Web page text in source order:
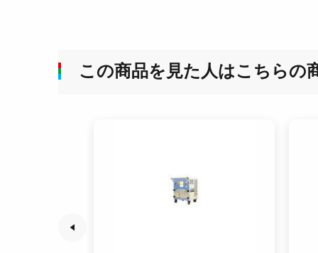
この商品を見た人はこちらの